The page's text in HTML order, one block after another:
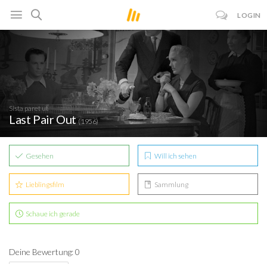
LOGIN
Sista paret ut
Last Pair Out(1956)
Gesehen Will ich sehen
Lieblingsfilm Sammlung
Schaue ich gerade
Deine Bewertung: 0